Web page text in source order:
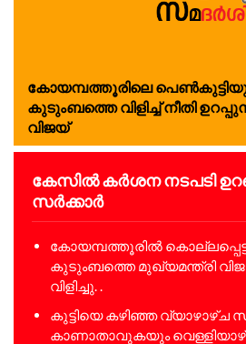
കോയമ്പത്തൂരിലെ
കുടുംബത്തെ വിളിച്ച് നീതി
വിജയ്
കേസിൽ കർശന നടപടി
സർക്കാർ
കോയമ്പത്തൂരിൽ
കുടുംബത്തെ മുഖ്യമന്ത്രി
വിളിച്ചു. .
കുട്ടിയെ കഴിഞ്ഞ വ്യാഴാഴ്ച
കാണാതാവുകയും